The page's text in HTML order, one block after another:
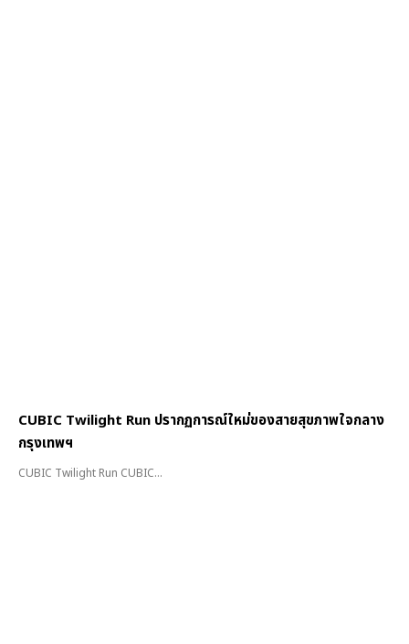
CUBIC Twilight Run ปรากฏการณ์ใหม่ของสายสุขภาพใจกลาง
กรุงเทพฯ
CUBIC Twilight Run CUBIC...